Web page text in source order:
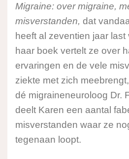
Migraine: over migraine,
misverstanden, dat
heeft al zeventien jaar last
haar boek vertelt ze over
ervaringen en de vele
ziekte met zich
dé migraineneuroloog Dr.
deelt Karen een aantal
misverstanden waar ze
tegenaan loopt.